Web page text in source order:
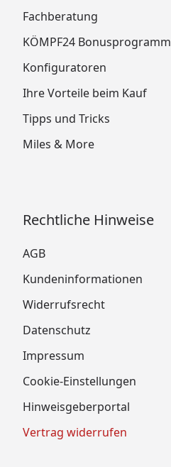
Fachberatung
KÖMPF24 Bonusprogramm
Konfiguratoren
Ihre Vorteile beim Kauf
Tipps und Tricks
Miles & More
Rechtliche Hinweise
AGB
Kundeninformationen
Widerrufsrecht
Datenschutz
Impressum
Cookie-Einstellungen
Hinweisgeberportal
Vertrag widerrufen